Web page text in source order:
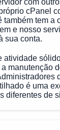
cPanel
também tem
e nosso
sua conta.
atividade
manutenção
é uma
diferentes de